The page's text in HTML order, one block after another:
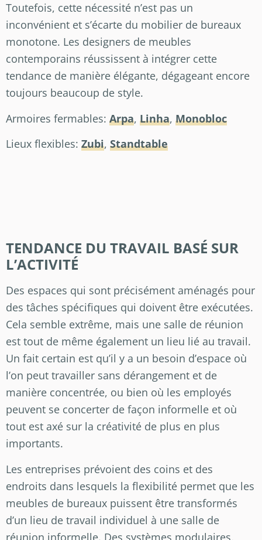
Toutefois, cette nécessité n’est pas un
inconvénient et s’écarte du mobilier de bureaux
monotone. Les designers de meubles
contemporains réussissent à intégrer cette
tendance de manière élégante, dégageant encore
toujours beaucoup de style.
Armoires fermables: Arpa, Linha, Monobloc
Lieux flexibles: Zubi, Standtable
TENDANCE DU TRAVAIL BASÉ SUR
L’ACTIVITÉ
Des espaces qui sont précisément aménagés pour
des tâches spécifiques qui doivent être exécutées.
Cela semble extrême, mais une salle de réunion
est tout de même également un lieu lié au travail.
Un fait certain est qu’il y a un besoin d’espace où
l’on peut travailler sans dérangement et de
manière concentrée, ou bien où les employés
peuvent se concerter de façon informelle et où
tout est axé sur la créativité de plus en plus
importants.
Les entreprises prévoient des coins et des
endroits dans lesquels la flexibilité permet que les
meubles de bureaux puissent être transformés
d’un lieu de travail individuel à une salle de
réunion informelle. Des systèmes modulaires,